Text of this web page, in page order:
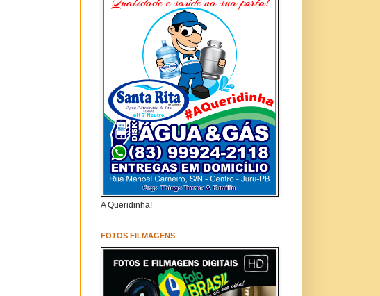
A Queridinha!
FOTOS FILMAGENS